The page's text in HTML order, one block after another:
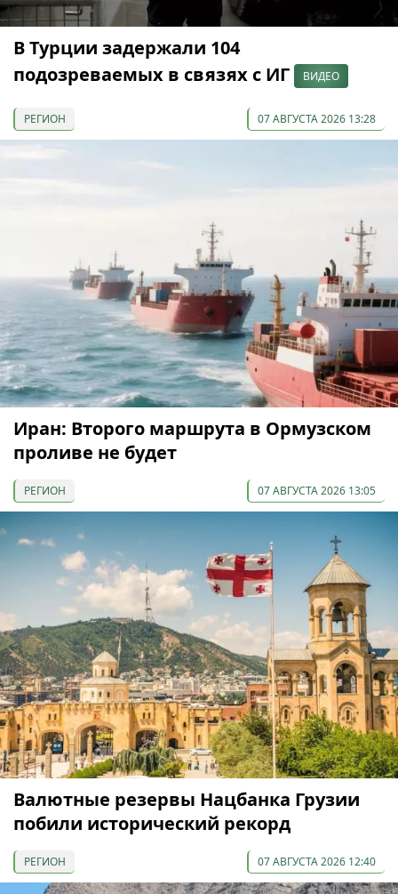
В Турции задержали 104
подозреваемых в связях с ИГ
ВИДЕО
РЕГИОН 07 АВГУСТА 2026 13:28
Иран: Второго маршрута в Ормузском
проливе не будет
РЕГИОН 07 АВГУСТА 2026 13:05
Валютные резервы Нацбанка Грузии
побили исторический рекорд
РЕГИОН 07 АВГУСТА 2026 12:40